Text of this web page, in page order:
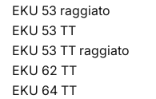
EKU 53 raggiato
EKU 53 TT
EKU 53 TT raggiato
EKU 62 TT
EKU 64 TT